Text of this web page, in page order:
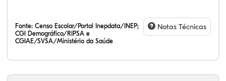
Fonte: Censo Escolar/Portal Inepdata/INEP;
CGI Demográfico/RIPSA e
CGIAE/SVSA/Ministério da Saúde
Notas Técnicas